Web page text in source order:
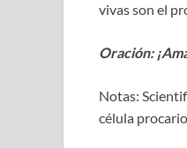
vivas son el
Oración:
Notas:
célula